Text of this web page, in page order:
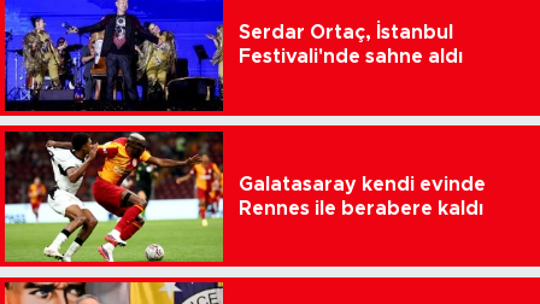
Serdar Ortaç, İstanbul
Festivali'nde sahne aldı
Galatasaray kendi evinde
Rennes ile berabere kaldı